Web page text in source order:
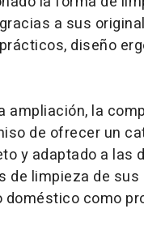
a sus
diseño
ampliación, la
de ofrecer un
y adaptado a las
de limpieza de
doméstico como